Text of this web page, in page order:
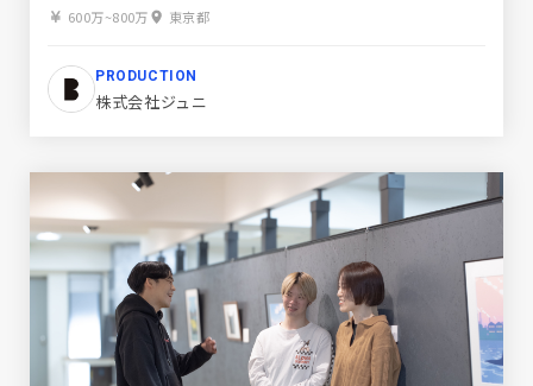
600万~800万 東京都
PRODUCTION
株式会社ジュニ